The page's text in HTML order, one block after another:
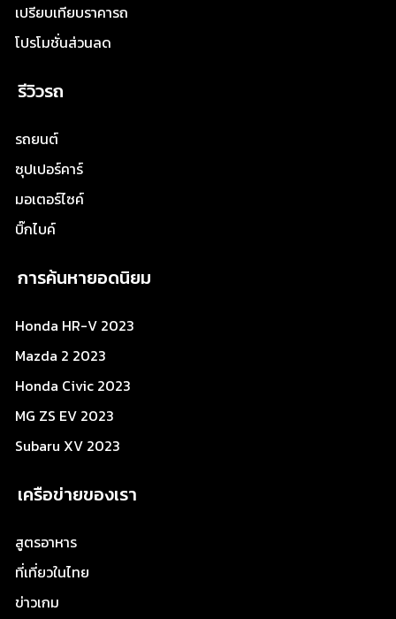
เปรียบเทียบราคารถ
โปรโมชั่นส่วนลด
รีวิวรถ
รถยนต์
ซุปเปอร์คาร์
มอเตอร์ไซค์
บิ๊กไบค์
การค้นหายอดนิยม
Honda HR-V 2023
Mazda 2 2023
Honda Civic 2023
MG ZS EV 2023
Subaru XV 2023
เครือข่ายของเรา
สูตรอาหาร
ที่เที่ยวในไทย
ข่าวเกม